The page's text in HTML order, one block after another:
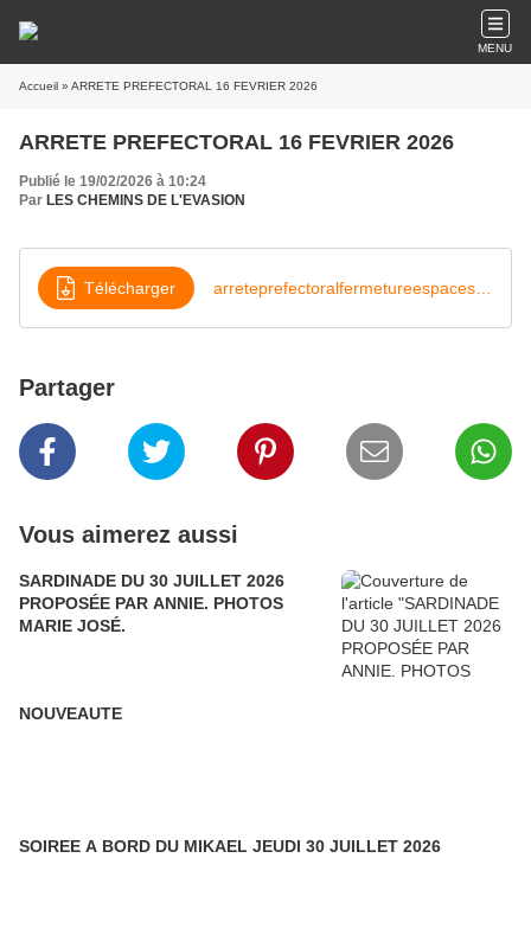
MENU
Accueil » ARRETE PREFECTORAL 16 FEVRIER 2026
ARRETE PREFECTORAL 16 FEVRIER 2026
Publié le 19/02/2026 à 10:24
Par LES CHEMINS DE L'EVASION
Télécharger
Partager
Vous aimerez aussi
SARDINADE DU 30 JUILLET 2026
PROPOSÉE PAR ANNIE. PHOTOS
MARIE JOSÉ.
NOUVEAUTE
SOIREE A BORD DU MIKAEL JEUDI 30 JUILLET 2026